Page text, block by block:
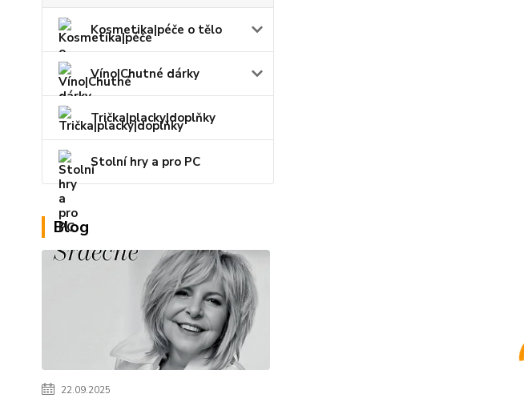
Kosmetika|péče o tělo
Víno|Chutné dárky
Trička|placky|doplňky
Stolní hry a pro PC
Blog
22.09.2025